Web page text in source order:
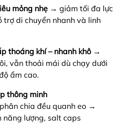
mỏng nhẹ → giảm tối đa lực
trợ di chuyển nhanh và linh
thoáng khí – nhanh khô →
vẫn thoải mái dù chạy dưới
ẩm cao.
thông minh
chia đều quanh eo →
năng lượng, salt caps